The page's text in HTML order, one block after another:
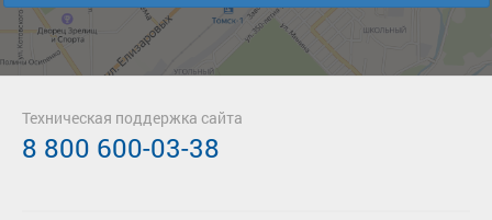
Техническая поддержка сайта
8 800 600-03-38